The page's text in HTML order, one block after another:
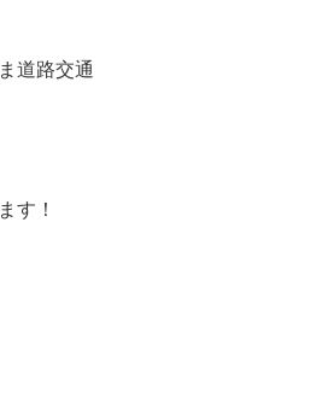
道路交通
す！